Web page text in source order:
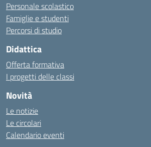
Personale scolastico
Famiglie e studenti
Percorsi di studio
Didattica
Offerta formativa
I progetti delle classi
Novità
Le notizie
Le circolari
Calendario eventi